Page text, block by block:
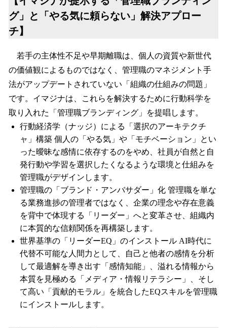
グ」と「やる気に頼らない」解決アプロー
チ】
若手の主体性不足や早期離職は、個人の資質や新世代
の価値観によるものではなく、管理職のマネジメント手
法がアップデートされていない「組織の仕組みの問題」
です。イマジナは、これらを解決するために行動科学を
取り入れた「管理職ブランディング」を提唱します。
行動経済学（ナッジ）による「選択のアーキテクチ
ャ」構築 個人の「やる気」や「モチベーション」とい
った曖昧な感情に依存するのをやめ、社員が自然と自
発行動や学習を選択したくなるような環境と仕組みを
管理職がデザインします。
管理職の「ブランド・アンバサダー」化 管理職を単な
る業務進捗の管理者ではなく、企業の理念や存在意義
を背中で体現する「リーダー」へと変革させ、組織内
に本質的な信頼関係を再構築します。
世界基準の「リーダーEQ」のインストール AI時代に
代替不可能な人間力として、自己と他者の感情を分析
して最適解を導き出す「感情知能」、溢れる情報から
本質を見極める「メディア・情報リテラシー」、そし
て高い「貢献的モラル」を統合したEQスキルを管理職
にインストールします。